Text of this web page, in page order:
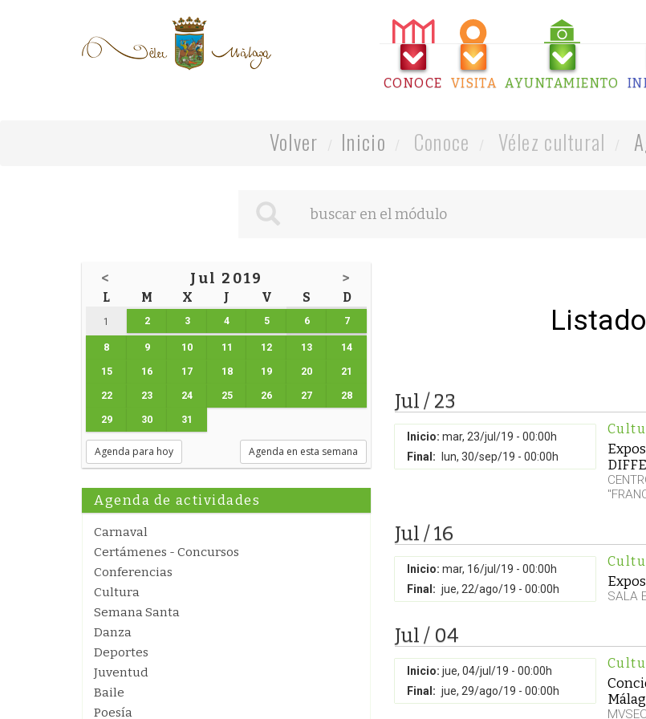
CONOCE VISITA AYUNTAMIENTO
Volver Inicio Conoce Vélez cultural
< Jul 2019 >
L M X J V S D
1 2 3 4 5 6 7
8 9 10 11 12 13 14
15 16 17 18 19 20 21
22 23 24 25 26 27 28
29 30 31
Agenda para hoy Agenda en esta semana
Agenda de actividades
Carnaval
Certámenes - Concursos
Conferencias
Cultura
Semana Santa
Danza
Deportes
Juventud
Baile
Poesía
Jul / 23
Inicio: mar, 23/jul/19 - 00:00h
Final:
lun, 30/sep/19 - 00:00h
Jul / 16
Inicio: mar, 16/jul/19 - 00:00h
Final: jue, 22/ago/19 - 00:00h SALA
Jul / 04
Inicio: jue, 04/jul/19 - 00:00h
Final: jue, 29/ago/19 - 00:00h